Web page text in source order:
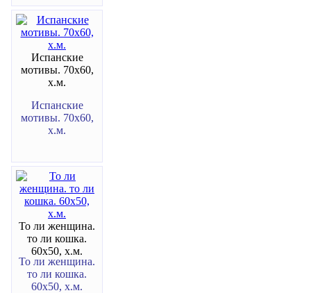
Испанские
мотивы. 70х60,
х.м.
Испанские
мотивы. 70х60,
х.м.
То ли женщина.
то ли кошка.
60х50, х.м.
То ли женщина.
то ли кошка.
60х50, х.м.